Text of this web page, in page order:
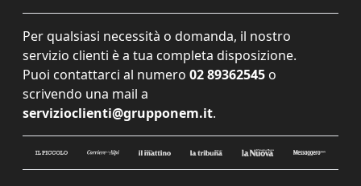
Per qualsiasi necessità o domanda, il nostro
servizio clienti è a tua completa disposizione.
Puoi contattarci al numero 02 89362545 o
scrivendo una mail a
servizioclienti@grupponem.it.